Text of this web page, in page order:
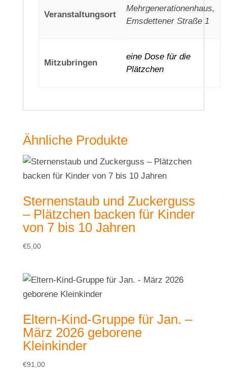
Veranstaltungsort
Mehrgenerationenhaus,
Emsdettener Straße 1
Mitzubringen
eine Dose für die
Plätzchen
Ähnliche Produkte
Sternenstaub und Zuckerguss
– Plätzchen backen für Kinder
von 7 bis 10 Jahren
€5,00
Eltern-Kind-Gruppe für Jan. –
März 2026 geborene
Kleinkinder
€91,00